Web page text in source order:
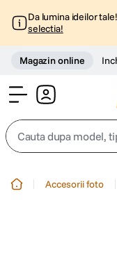
Da lumina ideilor
selectia!
Magazin online
Cauta dupa model,
Accesorii foto